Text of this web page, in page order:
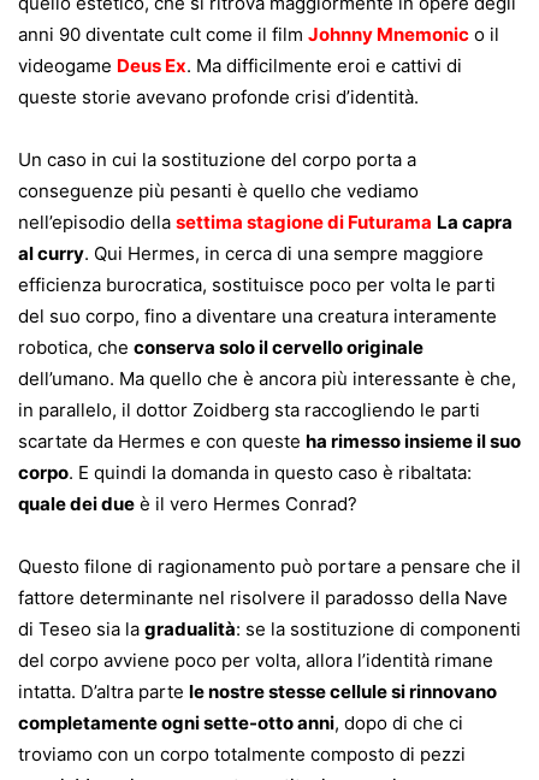
anni 90 diventate cult come il film Johnny Mnemonic o il
videogame Deus Ex. Ma difficilmente eroi e cattivi di
queste storie avevano profonde crisi d’identità.
Un caso in cui la sostituzione del corpo porta a
conseguenze più pesanti è quello che vediamo
nell’episodio della settima stagione di Futurama La capra
al curry. Qui Hermes, in cerca di una sempre maggiore
efficienza burocratica, sostituisce poco per volta le parti
del suo corpo, fino a diventare una creatura interamente
robotica, che conserva solo il cervello originale
dell’umano. Ma quello che è ancora più interessante è che,
in parallelo, il dottor Zoidberg sta raccogliendo le parti
scartate da Hermes e con queste ha rimesso insieme il suo
corpo. E quindi la domanda in questo caso è ribaltata:
quale dei due è il vero Hermes Conrad?
Questo filone di ragionamento può portare a pensare che il
fattore determinante nel risolvere il paradosso della Nave
di Teseo sia la gradualità: se la sostituzione di componenti
del corpo avviene poco per volta, allora l’identità rimane
intatta. D’altra parte le nostre stesse cellule si rinnovano
completamente ogni sette-otto anni, dopo di che ci
troviamo con un corpo totalmente composto di pezzi